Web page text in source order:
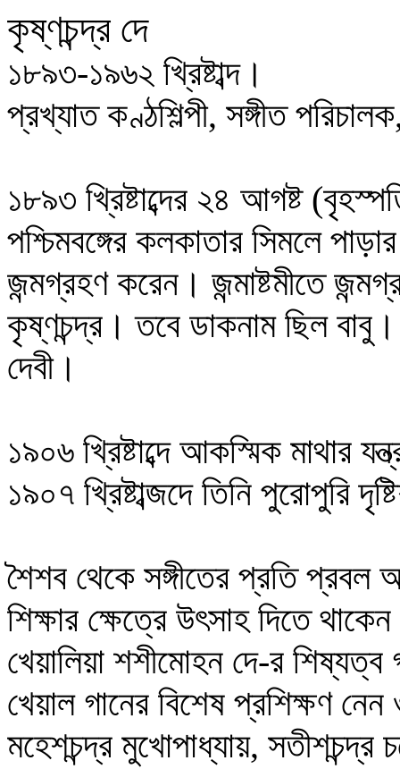
কৃষ্ণচন্দ্র দে
১৮৯৩-১৯৬২ খ্রিষ্টাব্দ।
প্রখ্যাত কণ্ঠশিল্পী, সঙ্গীত
১৮৯৩ খ্রিষ্টাব্দের ২৪ আগষ্ট
পশ্চিমবঙ্গের কলকাতার সিমলে
জন্মগ্রহণ করেন। জন্মাষ্টমীতে
কৃষ্ণচন্দ্র। তবে ডাকনাম ছিল বাবু।
দেবী।
১৯০৬ খ্রিষ্টাব্দে আকস্মিক মাথার
১৯০৭ খ্রিষ্টাব্জদে তিনি পুরোপুরি
শৈশব থেকে সঙ্গীতের প্রতি প্রবল
শিক্ষার ক্ষেত্রে উৎসাহ দিতে
খেয়ালিয়া শশীমোহন দে-র
খেয়াল গানের বিশেষ প্রশিক্ষণ নেন
মহেশচন্দ্র মুখোপাধ্যায়, সতীশচন্দ্র